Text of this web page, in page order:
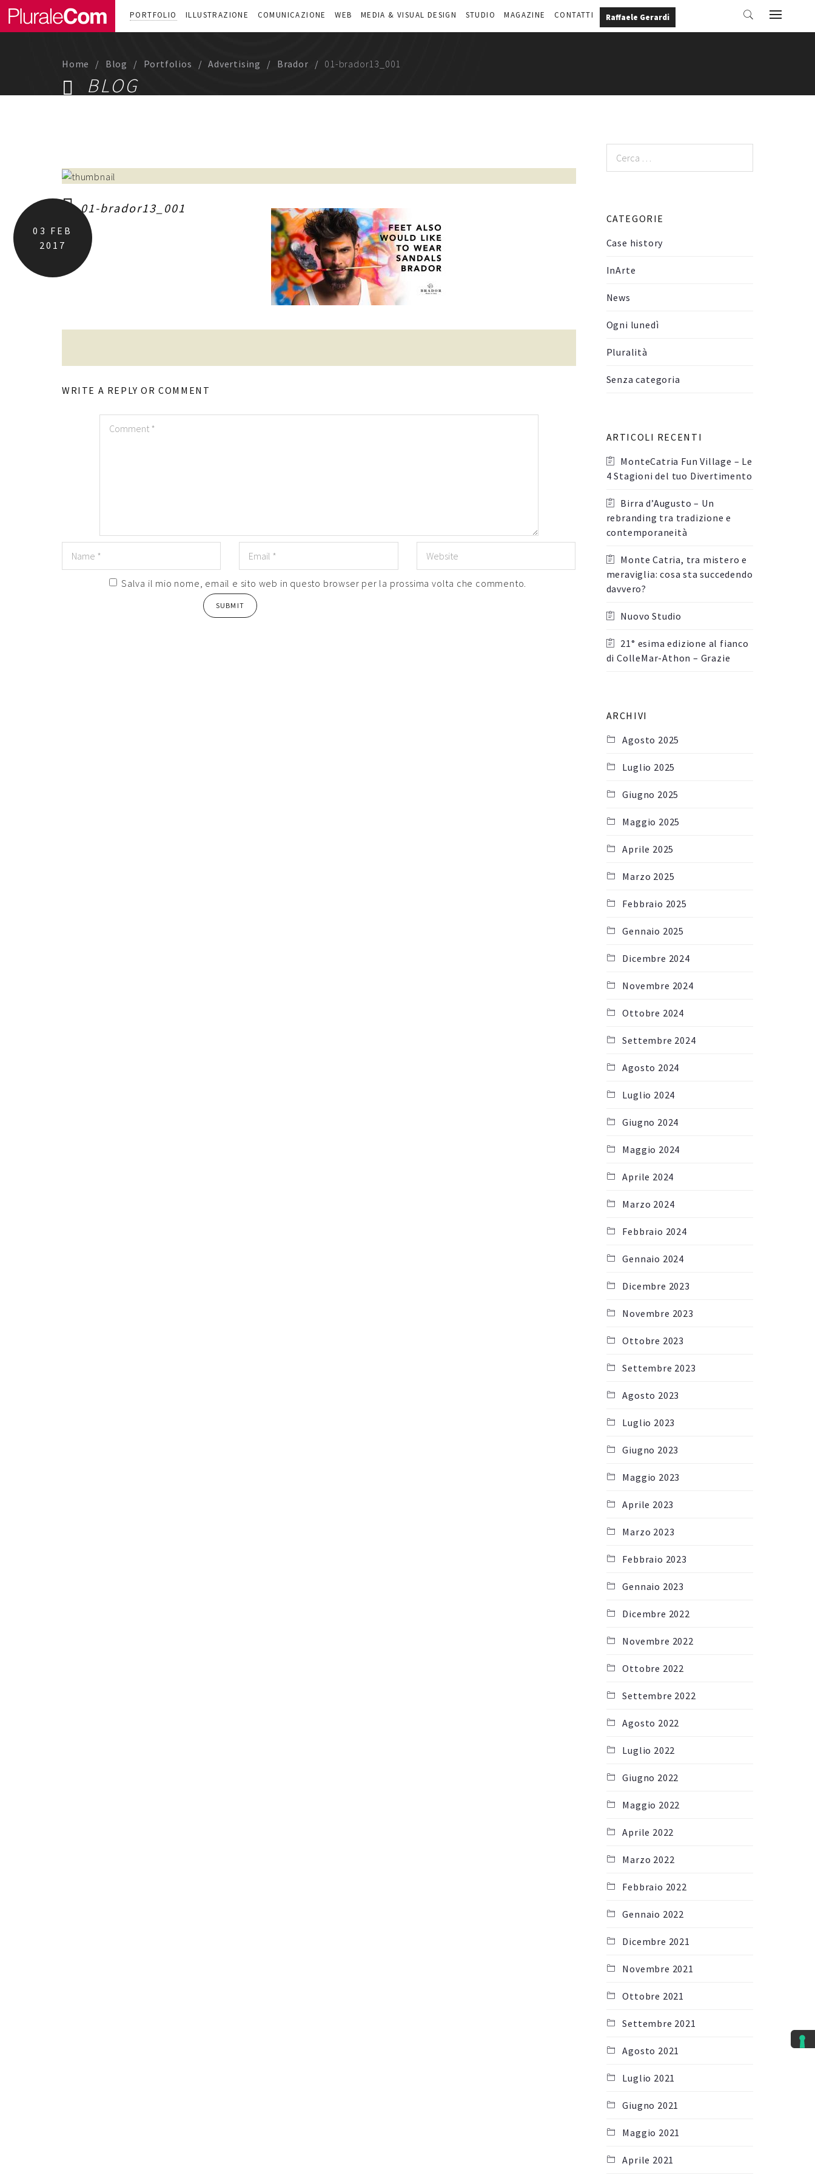
PORTFOLIO ILLUSTRAZIONE COMUNICAZIONE WEB MEDIA & VISUAL DESIGN STUDIO MAGAZINE CONTATTI Raffaele Gerardi
Home Blog Portfolios Advertising Brador 01-brador13_001
BLOG
03 FEB
2017
01-brador13_001
WRITE A REPLY OR COMMENT
Salva il mio nome, email e sito web in questo browser per la prossima volta che commento.
per:
CATEGORIE
Case history
InArte
News
Ogni lunedì
Pluralità
Senza categoria
ARTICOLI RECENTI
MonteCatria Fun Village – Le
4 Stagioni del tuo Divertimento
Birra d’Augusto – Un
rebranding tra tradizione e
contemporaneità
Monte Catria, tra mistero e
meraviglia: cosa sta succedendo
davvero?
Nuovo Studio
21° esima edizione al fianco
di ColleMar-Athon – Grazie
ARCHIVI
Agosto 2025
Luglio 2025
Giugno 2025
Maggio 2025
Aprile 2025
Marzo 2025
Febbraio 2025
Gennaio 2025
Dicembre 2024
Novembre 2024
Ottobre 2024
Settembre 2024
Agosto 2024
Luglio 2024
Giugno 2024
Maggio 2024
Aprile 2024
Marzo 2024
Febbraio 2024
Gennaio 2024
Dicembre 2023
Novembre 2023
Ottobre 2023
Settembre 2023
Agosto 2023
Luglio 2023
Giugno 2023
Maggio 2023
Aprile 2023
Marzo 2023
Febbraio 2023
Gennaio 2023
Dicembre 2022
Novembre 2022
Ottobre 2022
Settembre 2022
Agosto 2022
Luglio 2022
Giugno 2022
Maggio 2022
Aprile 2022
Marzo 2022
Febbraio 2022
Gennaio 2022
Dicembre 2021
Novembre 2021
Ottobre 2021
Settembre 2021
Agosto 2021
Luglio 2021
Giugno 2021
Maggio 2021
Aprile 2021